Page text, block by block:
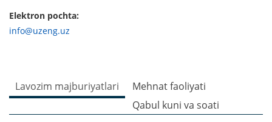
Elektron pochta:
info@uzeng.uz
Lavozim majburiyatlari
Mehnat faoliyati
Qabul kuni va soati